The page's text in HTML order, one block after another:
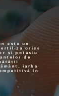
este un
orice
și potasiu
de
iarba
în